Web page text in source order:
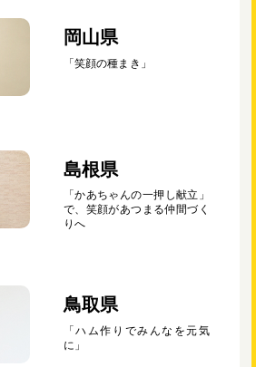
岡山県
「笑顔の種まき」
島根県
「かあちゃんの一押し献立」
で、笑顔があつまる仲間づく
りへ
鳥取県
「ハム作りでみんなを元気
に」